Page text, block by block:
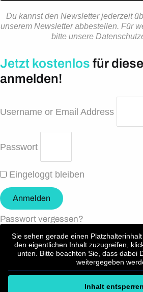
Du kannst den Newsletter jederzeit
unserem Newsletter abbestellen. Für
bitte unsere
Jetzt kostenlos für
anmelden!
Username or Email Address
Passwort
Eingeloggt bleiben
Anmelden
Passwort vergessen?
Sie sehen gerade einen
den eigentlichen Inhalt zuzugreifen,
unten. Bitte beachten Sie, dass dabei
weitergegeben
Inhalt entsperren